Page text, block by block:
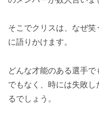
そこでクリスは、なぜ
に語りかけます。
どんな才能のある選手
でもなく、時には失敗
るでしょう。